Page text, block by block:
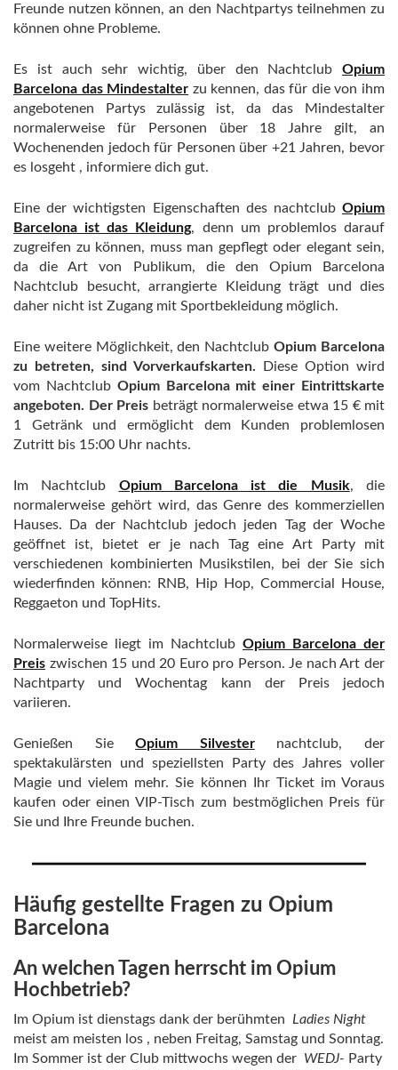
Freunde nutzen können, an den Nachtpartys teilnehmen zu
können ohne Probleme.
Es ist auch sehr wichtig, über den Nachtclub Opium
Barcelona das Mindestalter zu kennen, das für die von ihm
angebotenen Partys zulässig ist, da das Mindestalter
normalerweise für Personen über 18 Jahre gilt, an
Wochenenden jedoch für Personen über +21 Jahren, bevor
es losgeht , informiere dich gut.
Eine der wichtigsten Eigenschaften des nachtclub Opium
Barcelona ist das Kleidung, denn um problemlos darauf
zugreifen zu können, muss man gepflegt oder elegant sein,
da die Art von Publikum, die den Opium Barcelona
Nachtclub besucht, arrangierte Kleidung trägt und dies
daher nicht ist Zugang mit Sportbekleidung möglich.
Eine weitere Möglichkeit, den Nachtclub Opium Barcelona
zu betreten, sind Vorverkaufskarten. Diese Option wird
vom Nachtclub Opium Barcelona mit einer Eintrittskarte
angeboten. Der Preis beträgt normalerweise etwa 15 € mit
1 Getränk und ermöglicht dem Kunden problemlosen
Zutritt bis 15:00 Uhr nachts.
Im Nachtclub Opium Barcelona ist die Musik, die
normalerweise gehört wird, das Genre des kommerziellen
Hauses. Da der Nachtclub jedoch jeden Tag der Woche
geöffnet ist, bietet er je nach Tag eine Art Party mit
verschiedenen kombinierten Musikstilen, bei der Sie sich
wiederfinden können: RNB, Hip Hop, Commercial House,
Reggaeton und TopHits.
Normalerweise liegt im Nachtclub Opium Barcelona der
Preis zwischen 15 und 20 Euro pro Person. Je nach Art der
Nachtparty und Wochentag kann der Preis jedoch
variieren.
Genießen SieOpium Silvesternachtclub, der
spektakulärsten und speziellsten Party des Jahres voller
Magie und vielem mehr. Sie können Ihr Ticket im Voraus
kaufen oder einen VIP-Tisch zum bestmöglichen Preis für
Sie und Ihre Freunde buchen.
Häufig gestellte Fragen zu Opium
Barcelona
An welchen Tagen herrscht im Opium
Hochbetrieb?
Im Opium ist dienstags dank der berühmten Ladies Night
meist am meisten los , neben Freitag, Samstag und Sonntag.
Im Sommer ist der Club mittwochs wegen der WEDJ- Party